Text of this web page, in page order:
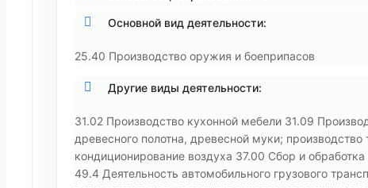
Основной вид деятельности:
25.40 Производство оружия и боеприпасов
Другие виды деятельности:
31.02 Производство кухонной мебели 31.09
древесного полотна, древесной муки;
кондиционирование воздуха 37.00 Сбор и
49.4 Деятельность автомобильного грузового